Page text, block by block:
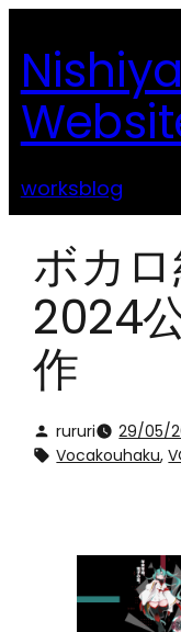
容
を
ス
キ
プ
worksblog
ボカ
2024
作
rururi 29/05/
Vocakouhaku,